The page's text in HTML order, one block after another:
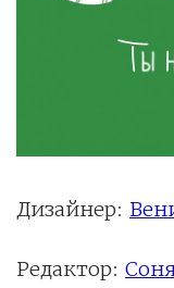
Дизайнер:
Редактор: